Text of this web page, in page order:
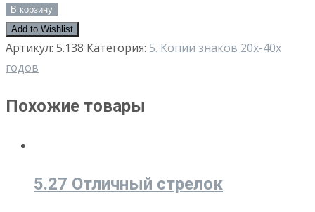
В корзину
Add to Wishlist
Артикул: 5.138 Категория: 5. Копии знаков 20х-40х
годов
Похожие товары
5.27 Отличный стрелок